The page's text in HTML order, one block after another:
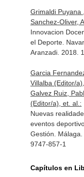
Grimaldi Puyana
Sanchez-Oliver,
Innovacion
el Deporte.
Aranzadi. 2018.
Garcia
Villalba (Editor/
Galvez Ruiz,
(Editor/a), et. al.:
Nuevas
eventos
Gestión.
9747-857-1
Capítulos en